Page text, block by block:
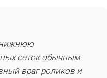
нижнюю
сеток обычным
враг роликов и